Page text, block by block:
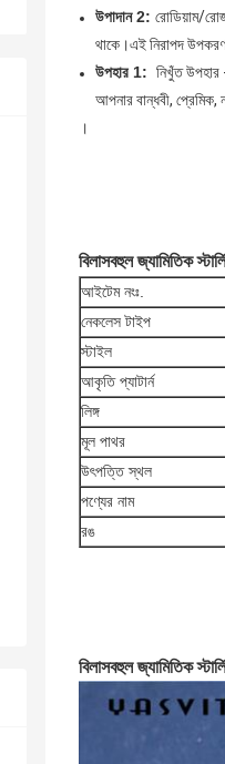
উপাদান 2: রোডিয়াম/
থাকে।এই নিরাপদ
উপহার 1: নিখুঁত উপহার
আপনার বান্ধবী, প্রেমিক,
।
বিলাসবহুল জ্যামিতিক
আইটেম নংঃ.
নেকলেস টাইপ
স্টাইল
আকৃতি প্যাটার্ন
লিঙ্গ
মূল পাথর
উৎপত্তি স্থল
পণ্যের নাম
রঙ
বিলাসবহুল জ্যামিতিক